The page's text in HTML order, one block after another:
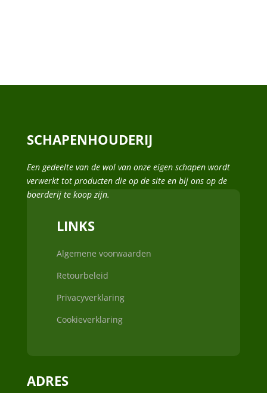
SCHAPENHOUDERIJ
Een gedeelte van de wol van onze eigen schapen wordt
verwerkt tot producten die op de site en bij ons op de
boerderij te koop zijn.
LINKS
Algemene voorwaarden
Retourbeleid
Privacyverklaring
Cookieverklaring
ADRES